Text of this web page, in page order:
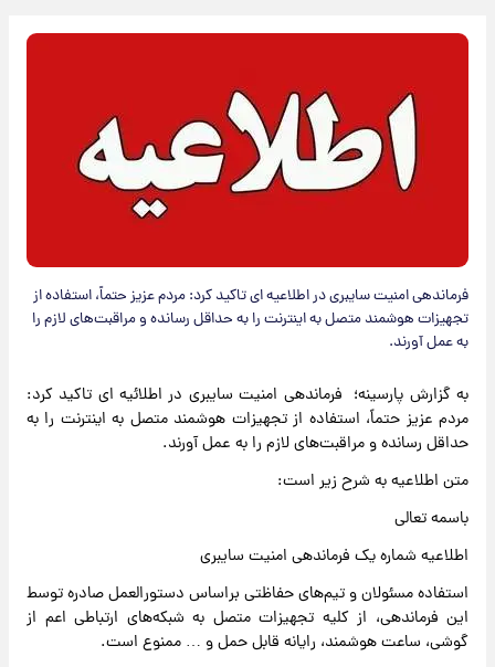
فرماندهی امنیت سایبری در اطلاعیه ای تاکید کرد: مردم عزیز حتماً، استفاده از
تجهیزات هوشمند متصل به اینترنت را به حداقل رسانده و مراقبت‌های لازم را
به عمل آورند.
به گزارش پارسینه؛ فرماندهی امنیت سایبری در اطلائیه ای تاکید کرد:
مردم عزیز حتماً، استفاده از تجهیزات هوشمند متصل به اینترنت را به
حداقل رسانده و مراقبت‌های لازم را به عمل آورند.
متن اطلاعیه به شرح زیر است:
باسمه تعالی
اطلاعیه شماره یک فرماندهی امنیت سایبری
استفاده مسئولان و تیم‌های حفاظتی براساس دستورالعمل صادره توسط
این فرماندهی، از کلیه تجهیزات متصل به شبکه‌های ارتباطی اعم از
گوشی، ساعت هوشمند، رایانه قابل حمل و … ممنوع است.